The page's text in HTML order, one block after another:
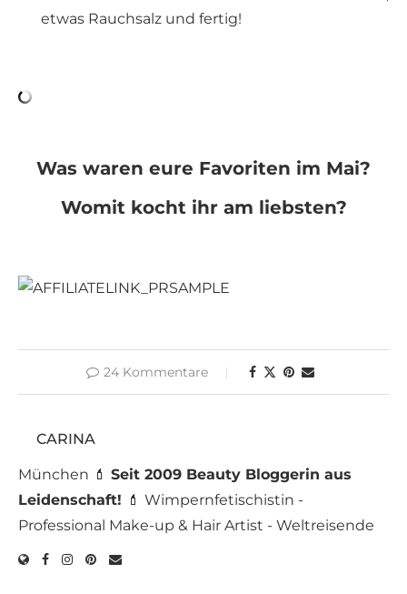
etwas Rauchsalz und fertig!
Was waren eure Favoriten im Mai?
Womit kocht ihr am liebsten?
24 Kommentare
CARINA
München 💄 Seit 2009 Beauty Bloggerin aus
Leidenschaft! 💄 Wimpernfetischistin -
Professional Make-up & Hair Artist - Weltreisende